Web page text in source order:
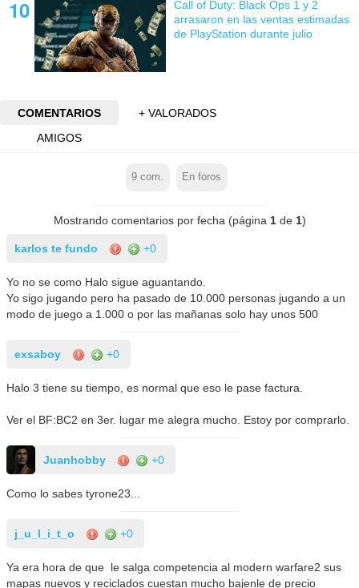
Call of Duty: Black Ops 1 y 2
arrasaron en las ventas estimadas
de PlayStation durante julio
COMENTARIOS
+ VALORADOS
AMIGOS
9 com. En foros
Mostrando comentarios por fecha (página 1de 1)
karlos te fundo +0
Yo no se como Halo sigue aguantando.
Yo sigo jugando pero ha pasado de 10.000 personas jugando a un
modo de juego a 1.000 o por las mañanas solo hay unos 500
exsaboy +0
Halo 3 tiene su tiempo, es normal que eso le pase factura.
Ver el BF:BC2 en 3er. lugar me alegra mucho. Estoy por comprarlo.
Juanhobby +0
Como lo sabes tyrone23...
j_u_l_i_t_o +0
Ya era hora de que le salga competencia al modern warfare2 sus
mapas nuevos y reciclados cuestan mucho bajenle de precio